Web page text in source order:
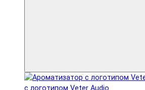
с логотипом Veter Audio